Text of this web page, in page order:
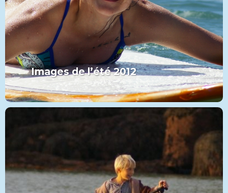
Images de l’été 2012
MORE FROM THIS SET:
VIEW MORE CATÉGORIE PADDLE
Images de l’été 2012